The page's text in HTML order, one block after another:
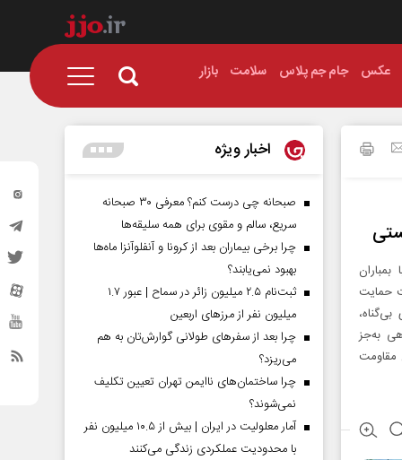
عکس جام جم پلاس سلامت بازار
حمایت
به‌جز
مقاومت
اخبار ویژه
صبحانه چی درست کنم؟ معرفی ۳۰ صبحانه
سریع، سالم و مقوی برای همه سلیقه‌ها
چرا برخی بیماران بعد از کرونا و آنفلوآنزا ماه‌ها
بهبود نمی‌یابند؟
ثبت‌نام ۲.۵ میلیون زائر در سماح | عبور ۱.۷
میلیون نفر از مرز‌های اربعین
چرا بعد از سفرهای طولانی گوارش‌تان به هم
می‌ریزد؟
چرا ساختمان‌های ناایمن تهران تعیین تکلیف
نمی‌شوند؟
آمار معلولیت در ایران | بیش از ۱۰.۵ میلیون نفر
با محدودیت عملکردی زندگی می‌کنند